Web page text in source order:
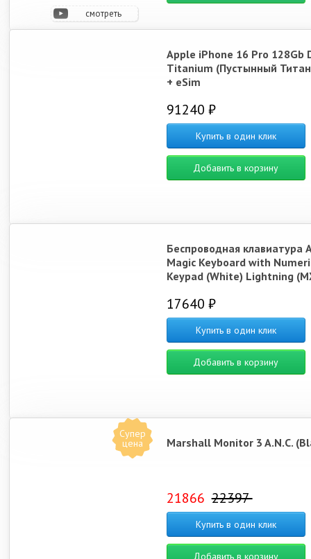
смотреть
видео
Apple iPhone 16 Pro 128Gb
Titanium (Пустынный
+ eSim
91240 ₽
Купить в один клик
Добавить в корзину
Беспроводная клавиатура
Magic Keyboard with
Keypad (White) Lightning
17640 ₽
Купить в один клик
Добавить в корзину
Супер
цена Marshall Monitor 3 A.N.C.
21866 22397
Купить в один клик
Добавить в корзину